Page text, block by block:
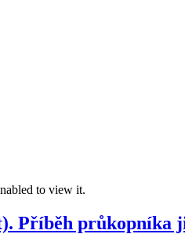
to view it.
Příběh průkopníka